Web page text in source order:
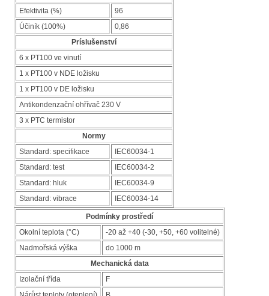
Efektivita (%)
96
Účiník (100%)
0,86
Príslušenství
6 x PT100 ve vinutí
1 x PT100 v NDE ložisku
1 x PT100 v DE ložisku
Antikondenzační ohřívač 230 V
3 x PTC termistor
Normy
Standard: specifikace
IEC60034-1
Standard: test
IEC60034-2
Standard: hluk
IEC60034-9
Standard: vibrace
IEC60034-14
Podmínky prostředí
Okolní teplota (°C)
-20 až +40 (-30, +50, +60 volitelné)
Nadmořská výška
do 1000 m
Mechanická data
Izolační třída
F